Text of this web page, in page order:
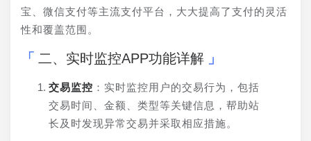
宝、微信支付等主流支付平台，大大提高了支付的灵活
性和覆盖范围。
二、实时监控APP功能详解
交易监控 ：实时监控用户的交易行为，包括
交易时间、金额、类型等关键信息，帮助站
长及时发现异常交易并采取相应措施。